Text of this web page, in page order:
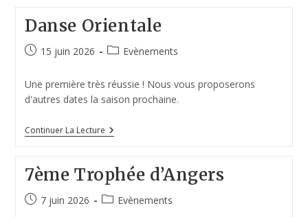
Danse Orientale
15 juin 2026 Evènements
Une première très réussie ! Nous vous proposerons
d'autres dates la saison prochaine.
Continuer La Lecture
7ème Trophée d’Angers
7 juin 2026 Evènements